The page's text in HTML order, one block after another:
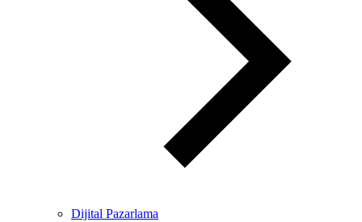
Dijital Pazarlama